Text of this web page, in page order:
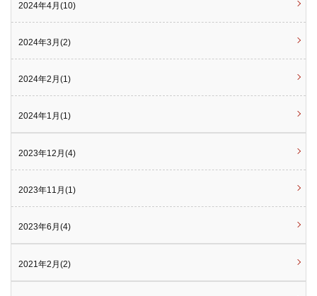
2024年4月(10)
2024年3月(2)
2024年2月(1)
2024年1月(1)
2023年12月(4)
2023年11月(1)
2023年6月(4)
2021年2月(2)